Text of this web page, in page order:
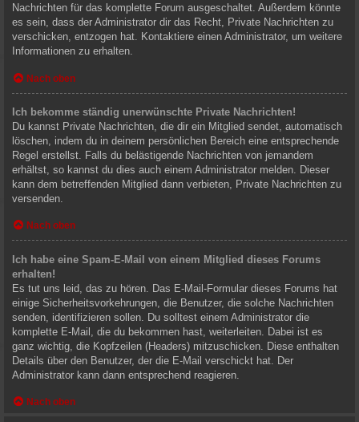
Nachrichten für das komplette Forum ausgeschaltet. Außerdem könnte
es sein, dass der Administrator dir das Recht, Private Nachrichten zu
verschicken, entzogen hat. Kontaktiere einen Administrator, um weitere
Informationen zu erhalten.
Nach oben
Ich bekomme ständig unerwünschte Private Nachrichten!
Du kannst Private Nachrichten, die dir ein Mitglied sendet, automatisch
löschen, indem du in deinem persönlichen Bereich eine entsprechende
Regel erstellst. Falls du belästigende Nachrichten von jemandem
erhältst, so kannst du dies auch einem Administrator melden. Dieser
kann dem betreffenden Mitglied dann verbieten, Private Nachrichten zu
versenden.
Nach oben
Ich habe eine Spam-E-Mail von einem Mitglied dieses Forums
erhalten!
Es tut uns leid, das zu hören. Das E-Mail-Formular dieses Forums hat
einige Sicherheitsvorkehrungen, die Benutzer, die solche Nachrichten
senden, identifizieren sollen. Du solltest einem Administrator die
komplette E-Mail, die du bekommen hast, weiterleiten. Dabei ist es
ganz wichtig, die Kopfzeilen (Headers) mitzuschicken. Diese enthalten
Details über den Benutzer, der die E-Mail verschickt hat. Der
Administrator kann dann entsprechend reagieren.
Nach oben